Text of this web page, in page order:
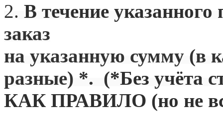
2. В течение указанного
заказ
на указанную сумму (в
разные) *. (*Без учёта
КАК ПРАВИЛО (но не